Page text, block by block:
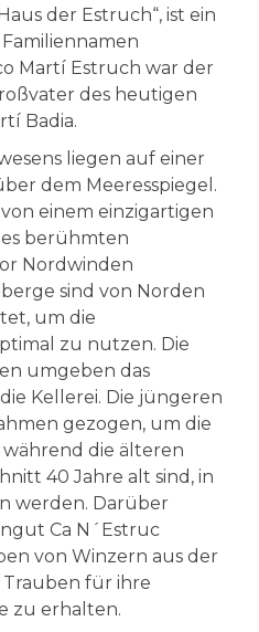
der Estruch“, ist ein
Martí Estruch war der
des heutigen
Badia.
liegen auf einer
dem Meeresspiegel.
einem einzigartigen
berühmten
Nordwinden
sind von Norden
um die
zu nutzen. Die
umgeben das
Kellerei. Die jüngeren
gezogen, um die
die älteren
40 Jahre alt sind, in
werden. Darüber
Ca N´Estruc
von Winzern aus der
Trauben für ihre
zu erhalten.